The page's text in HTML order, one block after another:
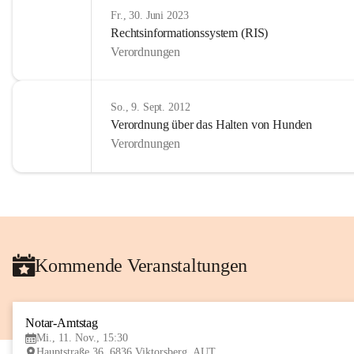
Fr., 30. Juni 2023
Rechtsinformationssystem (RIS)
Verordnungen
So., 9. Sept. 2012
Verordnung über das Halten von Hunden
Verordnungen
Kommende Veranstaltungen
Notar-Amtstag
Mi., 11. Nov., 15:30